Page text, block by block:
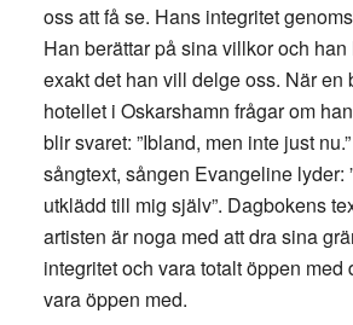
oss att få se. Hans integritet
Han berättar på sina villkor och
exakt det han vill delge oss. När en
hotellet i Oskarshamn frågar om
blir svaret: ”Ibland, men inte just
sångtext, sången Evangeline lyder:
utklädd till mig själv”. Dagbokens
artisten är noga med att dra sina
integritet och vara totalt öppen med
vara öppen med.